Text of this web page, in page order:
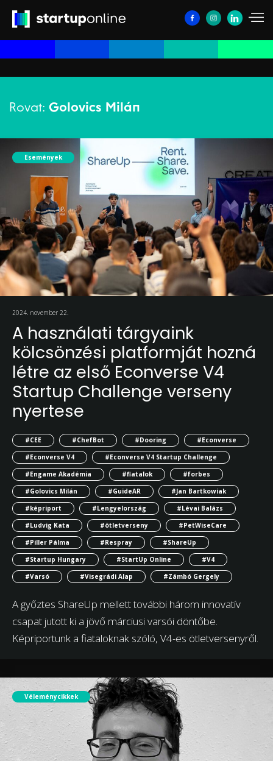
Rovat: Golovics Milán
Események
2024. november 22.
A használati tárgyaink
kölcsönzési platformját hozná
létre az első Econverse V4
Startup Challenge verseny
nyertese
#CEE #ChefBot #Dooring
#Econverse
#Econverse V4
#Econverse V4 Startup Challenge
#Engame Akadémia
#fiatalok
#forbes
#Golovics Milán
#GuideAR
#Jan Bartkowiak
#képriport
#Lengyelország
#Lévai Balázs
#Ludvig Kata
#ötletverseny
#PetWiseCare
#Piller Pálma
#Respray
#ShareUp
#Startup Hungary
#StartUp Online
#V4
#Varsó
#Visegrádi Alap #Zámbó Gergely
A győztes ShareUp mellett további három innovatív
csapat jutott ki a jövő márciusi varsói döntőbe.
Képriportunk a fiataloknak szóló, V4-es ötletversenyről.
Véleménycikkek